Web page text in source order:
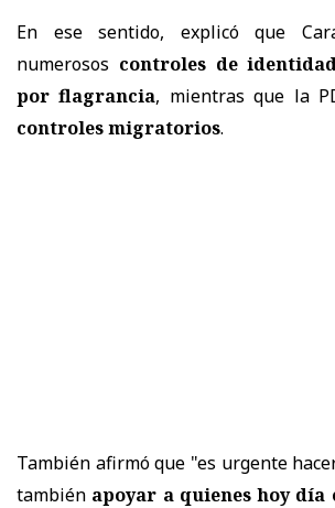
En ese sentido, explicó que
numerosos controles de
por flagrancia, mientras que la
controles migratorios.
También afirmó que "es urgente
también apoyar a quienes hoy día